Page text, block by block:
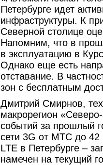
Петербурге идет
инфраструктуры. К
Северной столице
Напомним, что в
в эксплуатацию в
Однако еще есть
отставание. В
зон с бесплатным
Дмитрий Смирнов,
макрорегион
событий за прошлый
сети 3G от МТС до 42
LTE в Петербурге –
намечен на текущий